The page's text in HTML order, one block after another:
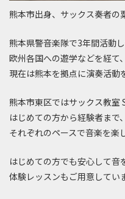
熊本市出身、サックス奏者の
熊本県警音楽隊で3年間活動し
欧州各国への遊学などを経て、
現在は熊本を拠点に演奏活動
熊本市東区ではサックス教室
はじめての方から経験者まで、
それぞれのペースで音楽を楽
はじめての方でも安心して音
体験レッスンもご用意してい